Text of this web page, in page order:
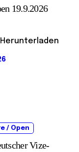
19.9.2026
/ Open
Vize-